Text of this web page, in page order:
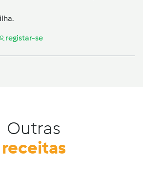
registar-se
Outras
receitas